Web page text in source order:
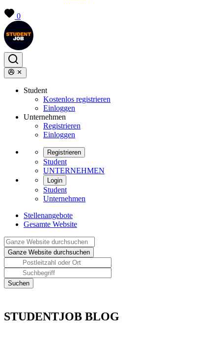
0
Student
Kostenlos registrieren
Einloggen
Unternehmen
Registrieren
Einloggen
Registrieren
Student
UNTERNEHMEN
Login
Student
Unternehmen
Stellenangebote
Gesamte Website
STUDENTJOB BLOG